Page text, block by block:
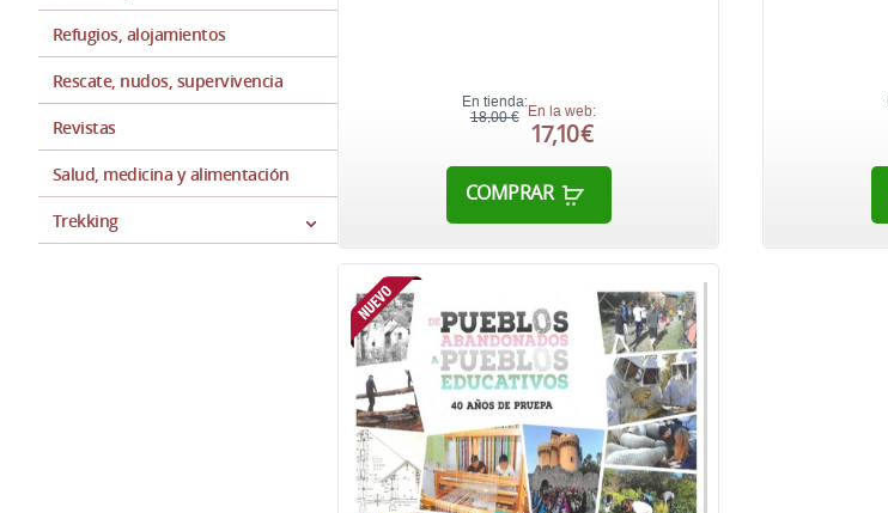
Refugios, alojamientos
Rescate, nudos, supervivencia
Revistas
Salud, medicina y alimentación
Trekking
En tienda:
18,00 € En la web:
17,10 €
COMPRAR